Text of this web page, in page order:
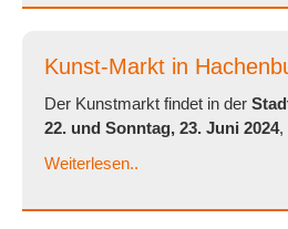
Kunst-Markt in
Der Kunstmarkt findet in der
22. und Sonntag, 23. Juni 2024,
Weiterlesen..